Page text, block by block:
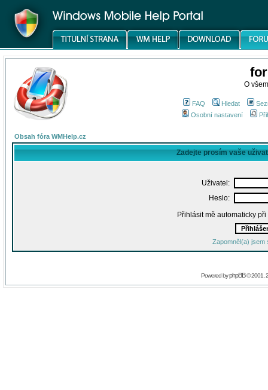
O
FAQ Hledat
Osobní nastavení
Obsah fóra WMHelp.cz
Zadejte prosím vaše
Uživatel:
Heslo:
Přihlásit mě automaticky
Zapomněl(a) jsem
Powered byphpBB© 2001,